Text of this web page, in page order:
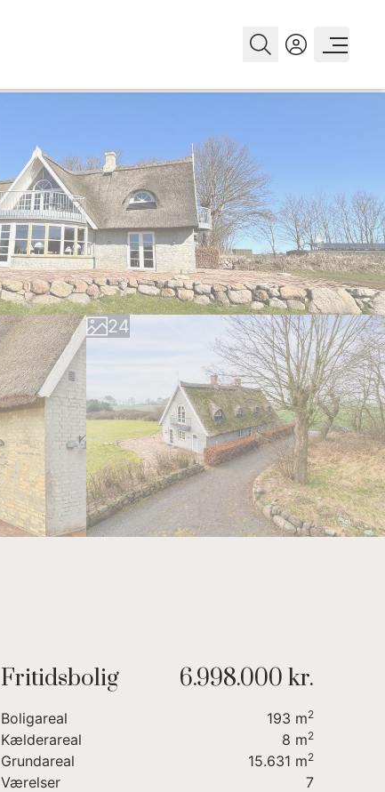
0
1
2
6
8
9
0
1
2
3
4
8
Fritidsbolig 6.998.000 kr.
Boligareal 193 m2
Kælderareal 8 m2
Grundareal 15.631 m2
Værelser
7